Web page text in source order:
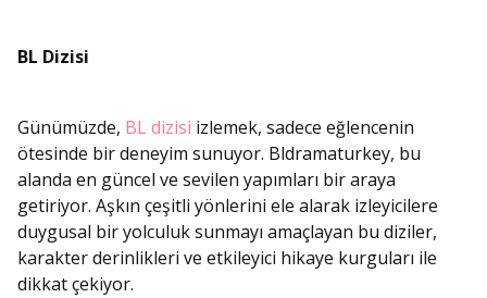
BL Dizisi
Günümüzde, BL dizisi izlemek, sadece eğlencenin
ötesinde bir deneyim sunuyor. Bldramaturkey, bu
alanda en güncel ve sevilen yapımları bir araya
getiriyor. Aşkın çeşitli yönlerini ele alarak izleyicilere
duygusal bir yolculuk sunmayı amaçlayan bu diziler,
karakter derinlikleri ve etkileyici hikaye kurguları ile
dikkat çekiyor.